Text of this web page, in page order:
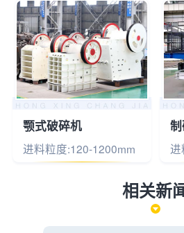
颚式破碎机
进料粒度:120-1200mm 进
相关新